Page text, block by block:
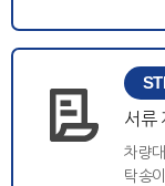
서류
차량
탁송